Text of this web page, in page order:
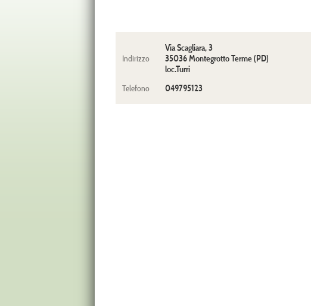
Indirizzo
Via Scagliara, 3
35036 Montegrotto Terme (PD)
loc.Turri
Telefono 049795123